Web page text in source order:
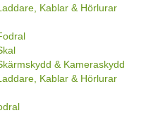
Kablar & Hörlurar
& Kameraskydd
Kablar & Hörlurar